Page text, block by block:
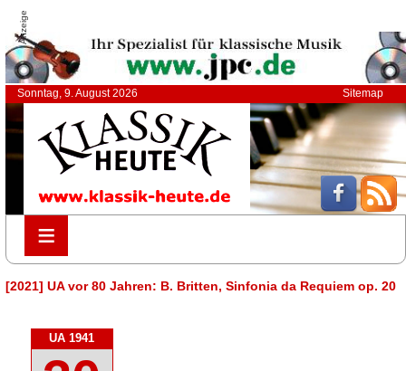
Anzeige
Sonntag, 9. August 2026 Sitemap
≡
≡
[2021] UA vor 80 Jahren: B. Britten, Sinfonia da Requiem op. 20
UA 1941